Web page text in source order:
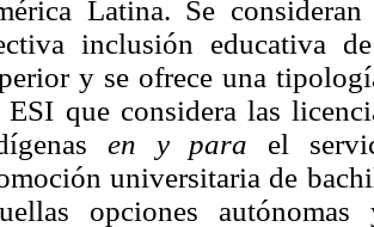
Latina. Se
inclusión educativa
y se ofrece una
ESI que considera las
en y para el
universitaria de
opciones